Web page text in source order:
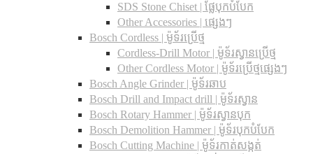
SDS Stone Chiset |​ ផ្លែបុកបំបែក
Other Accessories | ផ្សេងៗ
Bosch Cordless | ម៉ូទ័រប្រើថ្ម
Cordless-Drill Motor | ម៉ូទ័រស្វានប្រើថ្ម
Other Cordless Motor | ម៉ូទ័រប្រើថ្មផ្សេងៗ
Bosch Angle Grinder | ម៉ូទ័រឆាប
Bosch Drill and Impact drill | ម៉ូទ័រស្វាន
Bosch Rotary Hammer | ម៉ូទ័រស្វានបុក
Bosch Demolition Hammer | ម៉ូទ័របុកបំបែក
Bosch Cutting Machine | ម៉ូទ័រកាត់សង្កត់